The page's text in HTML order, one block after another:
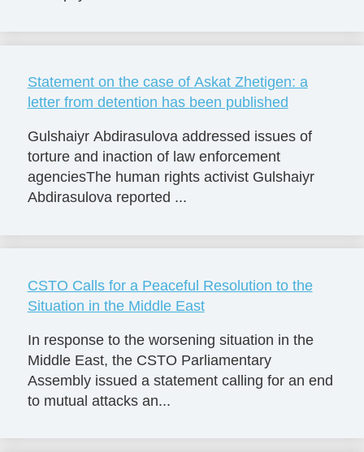
Statement on the case of Askat Zhetigen: a
letter from detention has been published
Gulshaiyr Abdirasulova addressed issues of
torture and inaction of law enforcement
agenciesThe human rights activist Gulshaiyr
Abdirasulova reported ...
CSTO Calls for a Peaceful Resolution to the
Situation in the Middle East
In response to the worsening situation in the
Middle East, the CSTO Parliamentary
Assembly issued a statement calling for an end
to mutual attacks an...